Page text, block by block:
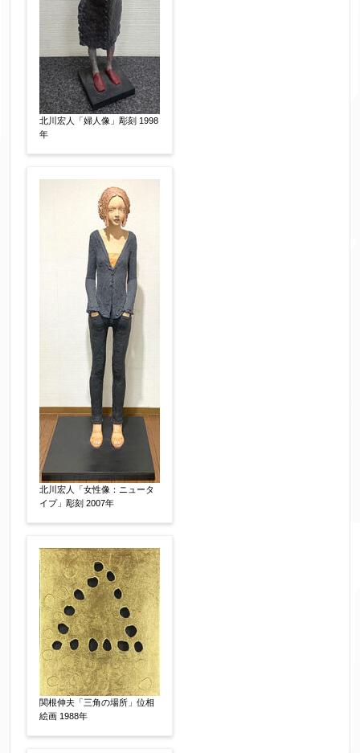
体裁
【任意】
額装
軸装
その他
サイン等の有無 【任意】
鑑定証書付
共箱
【任意】
【任意】
売却希望時期
【任意】
すぐに売りたい
その他
他社様の査定価格 【任意】
会社名：
査定額：
※他社様からご提示された査定額がございました
らお知らせください。その価格が適切かお返事申
し上げます。
作品コンディション 【任意】
北川宏人「婦人像」彫刻 1998
年
北川宏人「女性像：ニュータ
イプ」彫刻 2007年
関根伸夫「三角の場所」位相
絵画 1988年